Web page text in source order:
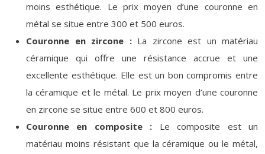
moins esthétique. Le prix moyen d’une couronne en
métal se situe entre 300 et 500 euros.
Couronne en zircone : La zircone est un matériau
céramique qui offre une résistance accrue et une
excellente esthétique. Elle est un bon compromis entre
la céramique et le métal. Le prix moyen d’une couronne
en zircone se situe entre 600 et 800 euros.
Couronne en composite : Le composite est un
matériau moins résistant que la céramique ou le métal,